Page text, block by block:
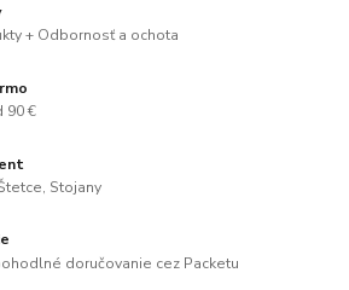
+ Odbornosť a ochota
90 €
Stojany
doručovanie cez Packetu